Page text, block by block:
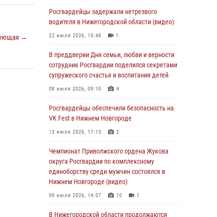
→
Росгвардии «по горячим следам» задержали
правонарушителя за стрельбу
17 июля 2026, 05:17
В Нижегородской области продолжаются
мероприятия в рамках всероссийской
ведомственной акции «Каникулы с
Росгвардейцы обеспечили безопасность на
VK Fest в Нижнем Новгороде
Нижегородские росгвардейцы за
прошедшую неделю выезжали более 750 раз
по сигналу «тревога»
13 июля 2026, 06:45
Росгвардейцы предотвратили серию краж в
Росгвардейцы задержали нетрезвого
водителя в Нижегородской области (видео)
22 июля 2026, 10:40 1
В преддверии Дня семьи, любви и верности
сотрудник Росгвардии поделился секретами
супружеского счастья и воспитания детей
08 июля 2026, 09:10 4
Росгвардейцы обеспечили безопасность на
VK Fest в Нижнем Новгороде
13 июля 2026, 17:13 2
Чемпионат Приволжского ордена Жукова
округа Росгвардии по комплексному
единоборству среди мужчин состоялся в
Нижнем Новгороде (видео)
09 июля 2026, 14:07 10 1
В Нижегородской области продолжаются